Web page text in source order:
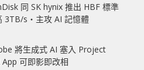
同 SK hynix 推出 HBF 標準
3TB/s‧主攻 AI 記憶體
將生成式 AI 塞入 Project
可即影即改相